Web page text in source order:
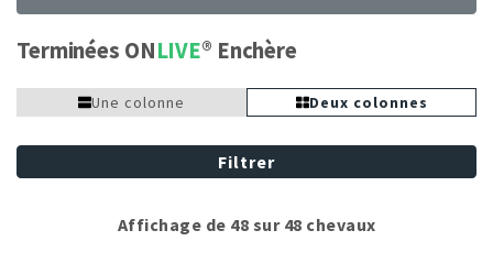
Terminées ONLIVE Enchère
Une colonne Deux colonnes
Filtrer
Affichage de 48 sur 48 chevaux